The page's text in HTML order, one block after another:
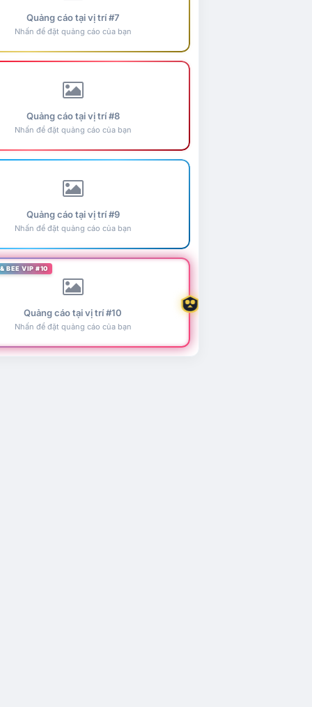
Quảng cáo tại vị trí #7
Nhấn để đặt quảng cáo của bạn
Quảng cáo tại vị trí #8
Nhấn để đặt quảng cáo của bạn
Quảng cáo tại vị trí #9
Nhấn để đặt quảng cáo của bạn
BEE VIP #10
Quảng cáo tại vị trí #10
Nhấn để đặt quảng cáo của bạn